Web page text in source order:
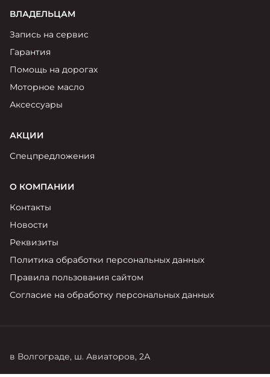
ВЛАДЕЛЬЦАМ
Запись на сервис
Гарантия
Помощь на дорогах
Моторное масло
Аксессуары
АКЦИИ
Спецпредложения
О КОМПАНИИ
Контакты
Новости
Реквизиты
Политика обработки персональных данных
Правила пользования сайтом
Согласие на обработку персональных данных
в Волгограде, ш. Авиаторов, 2А